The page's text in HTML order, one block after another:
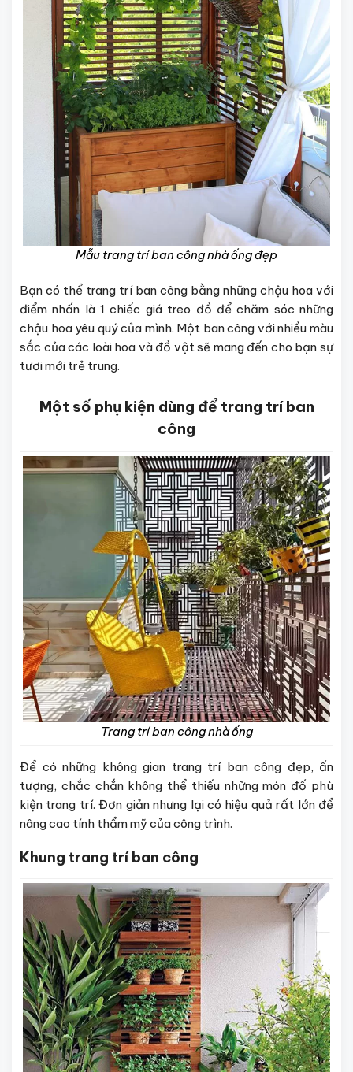
Mẫu trang trí ban công nhà ống đẹp
Bạn có thể trang trí ban công bằng những chậu hoa với
điểm nhấn là 1 chiếc giá treo đồ để chăm sóc những
chậu hoa yêu quý của mình. Một ban công với nhiều màu
sắc của các loài hoa và đồ vật sẽ mang đến cho bạn sự
tươi mới trẻ trung.
Một số phụ kiện dùng để trang trí ban
công
Trang trí ban công nhà ống
Để có những không gian trang trí ban công đẹp, ấn
tượng, chắc chắn không thể thiếu những món đố phù
kiện trang trí. Đơn giản nhưng lại có hiệu quả rất lớn để
nâng cao tính thẩm mỹ của công trình.
Khung trang trí ban công